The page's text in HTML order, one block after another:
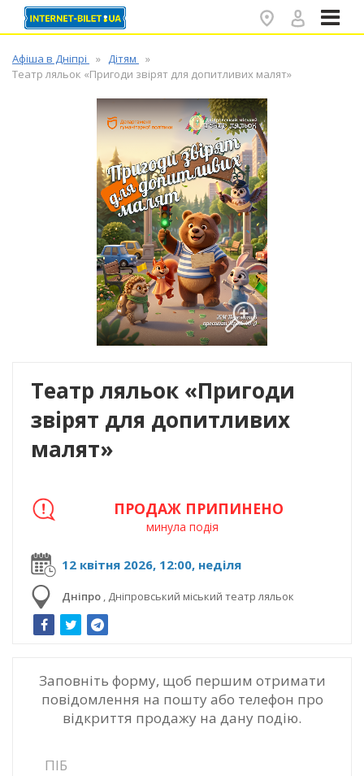
Афіша в Дніпрі
Дітям
Театр ляльок «Пригоди звірят для допитливих малят»
Театр ляльок «Пригоди
звірят для допитливих
малят»
12 квітня 2026, 12:00, неділя
Дніпро , Дніпровський міський театр ляльок
ПРОДАЖ ПРИПИНЕНО
минула подія
Заповніть форму, щоб першим отримати
повідомлення на пошту або телефон про
відкриття продажу на дану подію.
ПІБ